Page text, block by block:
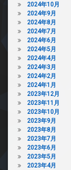
2024年10月
2024年9月
2024年8月
2024年7月
2024年6月
2024年5月
2024年4月
2024年3月
2024年2月
2024年1月
2023年12月
2023年11月
2023年10月
2023年9月
2023年8月
2023年7月
2023年6月
2023年5月
2023年4月